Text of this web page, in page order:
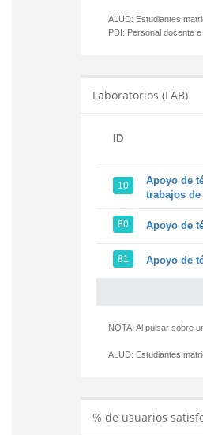
ALUD: Estudiantes
PDI: Personal docente
Laboratorios (LAB)
ID
10
Apoyo de
trabajos
80 Apoyo de
81 Apoyo de
NOTA: Al pulsar sobre
ALUD: Estudiantes
% de usuarios